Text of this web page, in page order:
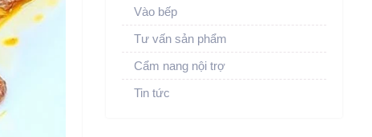
Vào bếp
Tư vấn sản phẩm
Cẩm nang nội trợ
Tin tức